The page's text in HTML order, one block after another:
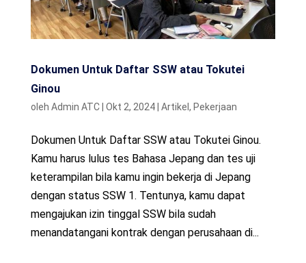
Dokumen Untuk Daftar SSW atau Tokutei
Ginou
oleh Admin ATC| Okt 2, 2024| Artikel , Pekerjaan
Dokumen Untuk Daftar SSW atau Tokutei Ginou.
Kamu harus lulus tes Bahasa Jepang dan tes uji
keterampilan bila kamu ingin bekerja di Jepang
dengan status SSW 1. Tentunya, kamu dapat
mengajukan izin tinggal SSW bila sudah
menandatangani kontrak dengan perusahaan di...